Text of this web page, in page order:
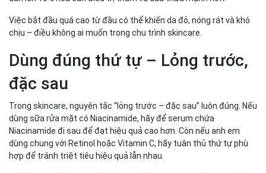
Việc bắt đầu quá cao từ đầu có thể khiến da đỏ, nóng rát và khó
chịu – điều không ai muốn trong chu trình skincare.
Dùng đúng thứ tự – Lỏng trước,
đặc sau
Trong skincare, nguyên tắc “lỏng trước – đặc sau” luôn đúng. Nếu
dùng sữa rửa mặt có Niacinamide, hãy để serum chứa
Niacinamide đi sau để đạt hiệu quả cao hơn. Còn nếu anh em
dùng chung với Retinol hoặc Vitamin C, hãy tuân thủ thứ tự phù
hợp để tránh triệt tiêu hiệu quả lẫn nhau.